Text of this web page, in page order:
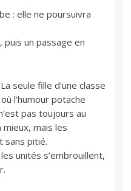
: elle ne poursuivra
puis un passage en
seule fille d’une classe
l’humour potache
pas toujours au
mais les
sans pitié.
unités s’embrouillent,